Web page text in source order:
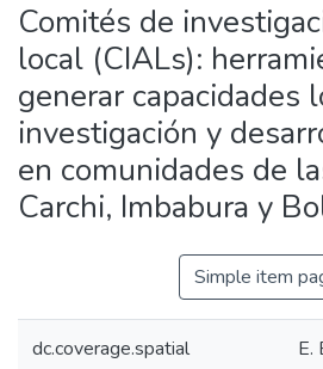
Comités de
local (CIALs):
generar capacidades
investigación y
en comunidades de
Carchi, Imbabura y
Simple item
dc.coverage.spatial E.